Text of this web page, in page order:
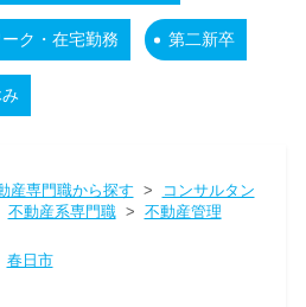
ク・在宅勤務 第二新卒
産専門職から探す >
コンサルタン
不動産系専門職> 不動産管理
春日市